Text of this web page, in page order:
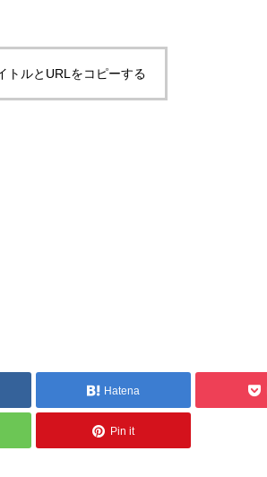
トルとURLをコピーする
Hatena
Pin it